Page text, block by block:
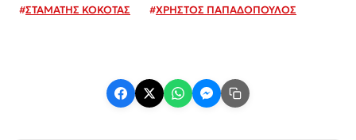
#ΣΤΑΜΑΤΗΣ ΚΟΚΟΤΑΣ #ΧΡΗΣΤΟΣ ΠΑΠΑΔΟΠΟΥΛΟΣ